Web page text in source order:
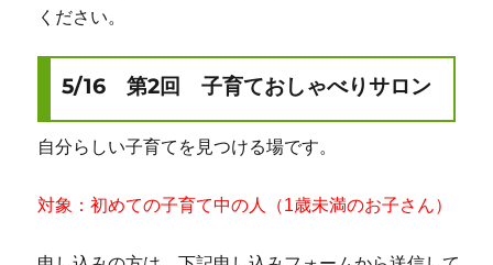
ください。
5/16 第2回 子育ておしゃべりサロン
自分らしい子育てを見つける場です。
対象：初めての子育て中の人（1歳未満のお子さん）